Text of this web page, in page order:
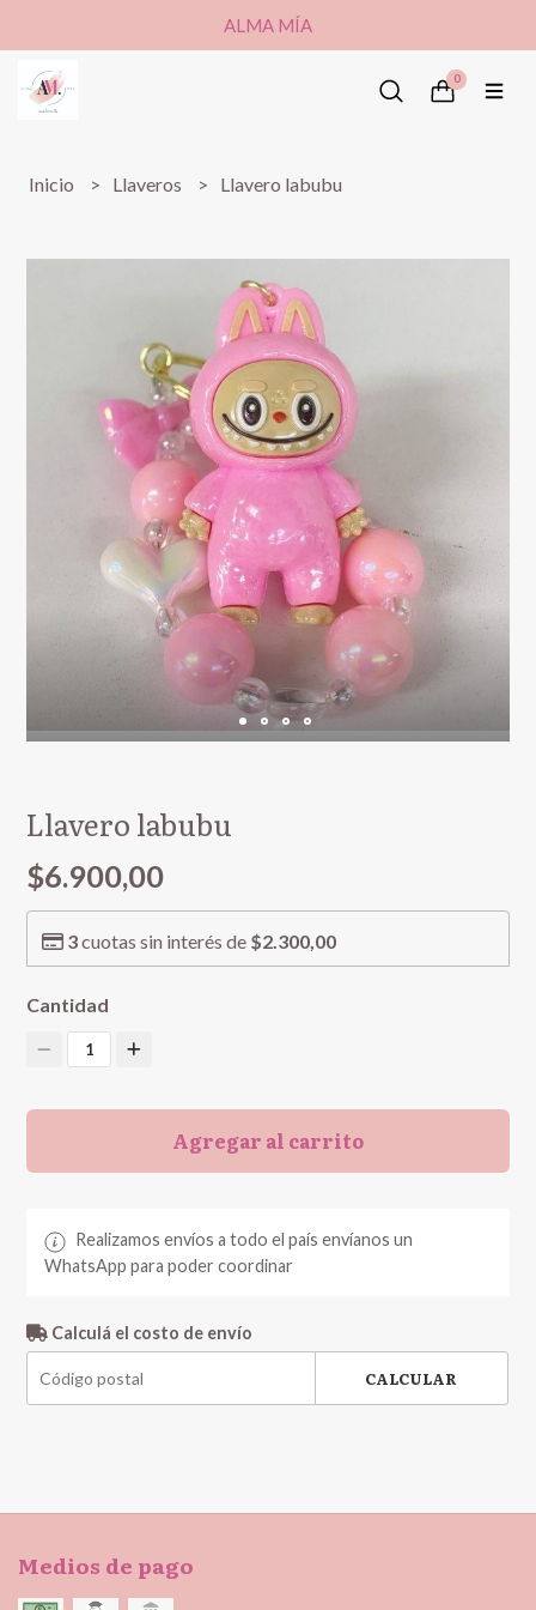
ALMA MÍA
0
Inicio Llaveros Llavero labubu
Llavero labubu
$6.900,00
3cuotas sin interés de $2.300,00
Cantidad
1
Agregar al carrito
Realizamos envíos a todo el país envíanos un
WhatsApp para poder coordinar
Calculá el costo de envío
CALCULAR
Medios de pago